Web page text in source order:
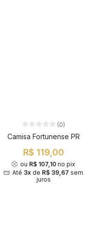
(0)
Camisa Fortunense PR
R$ 119,00
ou R$ 107,10 no pix
Até 3x de R$ 39,67 sem
juros